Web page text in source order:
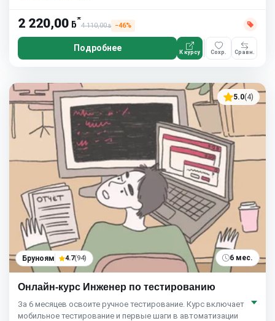
2 220,00 ƃ*
4 110,00ƃ −46%
Подробнее К курсу Сохр. Сравн.
5.0(4)
Бруноям 4.7(94) 6 мес.
Онлайн-курс Инженер по тестированию
За 6 месяцев освоите ручное тестирование. Курс включает
мобильное тестирование и первые шаги в автоматизации